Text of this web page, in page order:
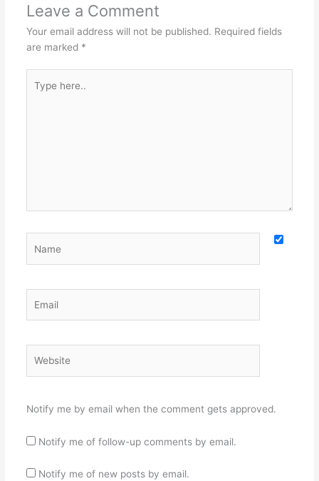
Leave a Comment
Your email address will not be published. Required fields
are marked *
here..
Notify me by email when the comment gets approved.
Notify me of follow-up comments by email.
Notify me of new posts by email.